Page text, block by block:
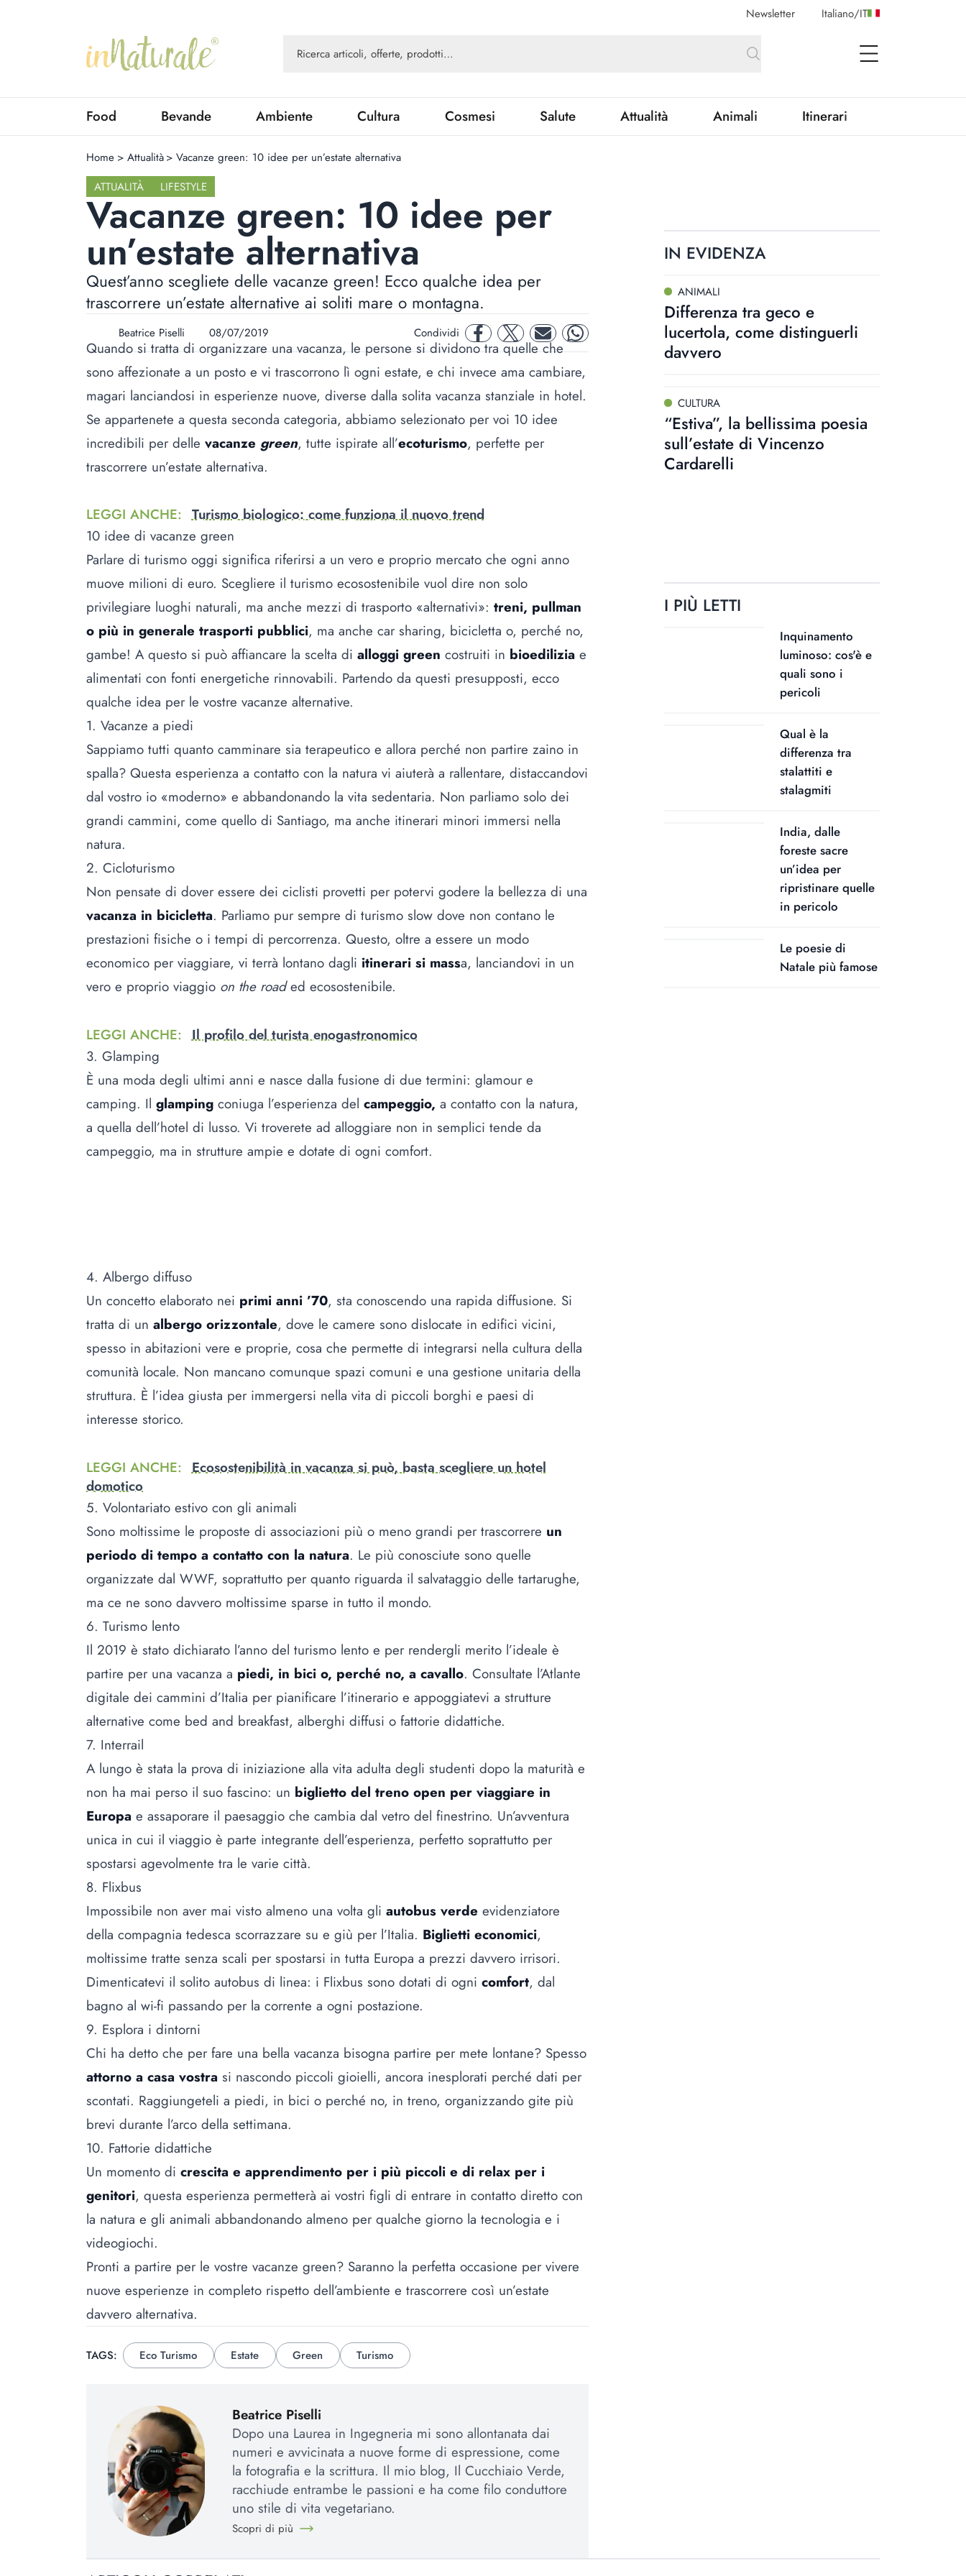
Newsletter Italiano/IT
open Menu
Food Bevande Ambiente Cultura Cosmesi Salute Attualità Animali Itinerari
Home > Attualità > Vacanze green: 10 idee per un’estate alternativa
ATTUALITÀ
LIFESTYLE
Vacanze green: 10 idee per
un’estate alternativa
Quest’anno scegliete delle vacanze green! Ecco qualche idea per
trascorrere un’estate alternative ai soliti mare o montagna.
Beatrice Piselli 08/07/2019 Condividi facebooktwitter mail whatsapp
Quando si tratta di organizzare una vacanza, le persone si dividono tra quelle che
sono affezionate a un posto e vi trascorrono lì ogni estate, e chi invece ama cambiare,
magari lanciandosi in esperienze nuove, diverse dalla solita vacanza stanziale in hotel.
Se appartenete a questa seconda categoria, abbiamo selezionato per voi 10 idee
incredibili per delle vacanze green, tutte ispirate all’ecoturismo, perfette per
trascorrere un’estate alternativa.
LEGGI ANCHE: Turismo biologico: come funziona il nuovo trend
10 idee di vacanze green
Parlare di turismo oggi significa riferirsi a un vero e proprio mercato che ogni anno
muove milioni di euro. Scegliere il turismo ecosostenibile vuol dire non solo
privilegiare luoghi naturali, ma anche mezzi di trasporto «alternativi»: treni, pullman
o più in generale trasporti pubblici, ma anche car sharing, bicicletta o, perché no,
gambe! A questo si può affiancare la scelta di alloggi green costruiti in bioedilizia e
alimentati con fonti energetiche rinnovabili. Partendo da questi presupposti, ecco
qualche idea per le vostre vacanze alternative.
1. Vacanze a piedi
Sappiamo tutti quanto camminare sia terapeutico e allora perché non partire zaino in
spalla? Questa esperienza a contatto con la natura vi aiuterà a rallentare, distaccandovi
dal vostro io «moderno» e abbandonando la vita sedentaria. Non parliamo solo dei
grandi cammini, come quello di Santiago, ma anche itinerari minori immersi nella
natura.
2. Cicloturismo
Non pensate di dover essere dei ciclisti provetti per potervi godere la bellezza di una
vacanza in bicicletta. Parliamo pur sempre di turismo slow dove non contano le
prestazioni fisiche o i tempi di percorrenza. Questo, oltre a essere un modo
economico per viaggiare, vi terrà lontano dagli itinerari si massa, lanciandovi in un
vero e proprio viaggio on the roaded ecosostenibile.
LEGGI ANCHE: Il profilo del turista enogastronomico
3. Glamping
È una moda degli ultimi anni e nasce dalla fusione di due termini: glamour e
camping. Il glamping coniuga l’esperienza del campeggio, a contatto con la natura,
a quella dell’hotel di lusso. Vi troverete ad alloggiare non in semplici tende da
campeggio, ma in strutture ampie e dotate di ogni comfort.
4. Albergo diffuso
Un concetto elaborato nei primi anni ’70, sta conoscendo una rapida diffusione. Si
tratta di un albergo orizzontale, dove le camere sono dislocate in edifici vicini,
spesso in abitazioni vere e proprie, cosa che permette di integrarsi nella cultura della
comunità locale. Non mancano comunque spazi comuni e una gestione unitaria della
struttura. È l’idea giusta per immergersi nella vita di piccoli borghi e paesi di
interesse storico.
LEGGI ANCHE: Ecosostenibilità in vacanza si può, basta scegliere un hotel
domotico
5. Volontariato estivo con gli animali
Sono moltissime le proposte di associazioni più o meno grandi per trascorrere un
periodo di tempo a contatto con la natura. Le più conosciute sono quelle
organizzate dal WWF, soprattutto per quanto riguarda il salvataggio delle tartarughe,
ma ce ne sono davvero moltissime sparse in tutto il mondo.
6. Turismo lento
Il 2019 è stato dichiarato l’anno del turismo lento e per rendergli merito l’ideale è
partire per una vacanza a piedi, in bici o, perché no, a cavallo. Consultate l’Atlante
digitale dei cammini d’Italia per pianificare l’itinerario e appoggiatevi a strutture
alternative come bed and breakfast, alberghi diffusi o fattorie didattiche.
7. Interrail
A lungo è stata la prova di iniziazione alla vita adulta degli studenti dopo la maturità e
non ha mai perso il suo fascino: un biglietto del treno open per viaggiare in
Europa e assaporare il paesaggio che cambia dal vetro del finestrino. Un’avventura
unica in cui il viaggio è parte integrante dell’esperienza, perfetto soprattutto per
spostarsi agevolmente tra le varie città.
8. Flixbus
Impossibile non aver mai visto almeno una volta gli autobus verde evidenziatore
della compagnia tedesca scorrazzare su e giù per l’Italia. Biglietti economici,
moltissime tratte senza scali per spostarsi in tutta Europa a prezzi davvero irrisori.
Dimenticatevi il solito autobus di linea: i Flixbus sono dotati di ogni comfort, dal
bagno al wi-fi passando per la corrente a ogni postazione.
9. Esplora i dintorni
Chi ha detto che per fare una bella vacanza bisogna partire per mete lontane? Spesso
attorno a casa vostra si nascondo piccoli gioielli, ancora inesplorati perché dati per
scontati. Raggiungeteli a piedi, in bici o perché no, in treno, organizzando gite più
brevi durante l’arco della settimana.
10. Fattorie didattiche
Un momento di crescita e apprendimento per i più piccoli e di relax per i
genitori, questa esperienza permetterà ai vostri figli di entrare in contatto diretto con
la natura e gli animali abbandonando almeno per qualche giorno la tecnologia e i
videogiochi.
Pronti a partire per le vostre vacanze green? Saranno la perfetta occasione per vivere
nuove esperienze in completo rispetto dell’ambiente e trascorrere così un’estate
davvero alternativa.
TAGS: Eco Turismo Estate Green Turismo
Beatrice Piselli
Dopo una Laurea in Ingegneria mi sono allontanata dai
numeri e avvicinata a nuove forme di espressione, come
la fotografia e la scrittura. Il mio blog, Il Cucchiaio Verde,
racchiude entrambe le passioni e ha come filo conduttore
uno stile di vita vegetariano.
Scopri di più
IN EVIDENZA
ANIMALI
Differenza tra geco e
lucertola, come distinguerli
davvero
CULTURA
“Estiva”, la bellissima poesia
sull’estate di Vincenzo
Cardarelli
I PIÙ LETTI
Inquinamento
luminoso: cos'è e
quali sono i
pericoli
Qual è la
differenza tra
stalattiti e
stalagmiti
India, dalle
foreste sacre
un’idea per
ripristinare quelle
in pericolo
Le poesie di
Natale più famose